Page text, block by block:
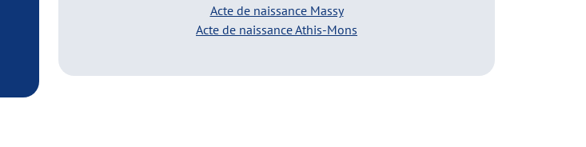
Acte de naissance Massy
Acte de naissance Athis-Mons